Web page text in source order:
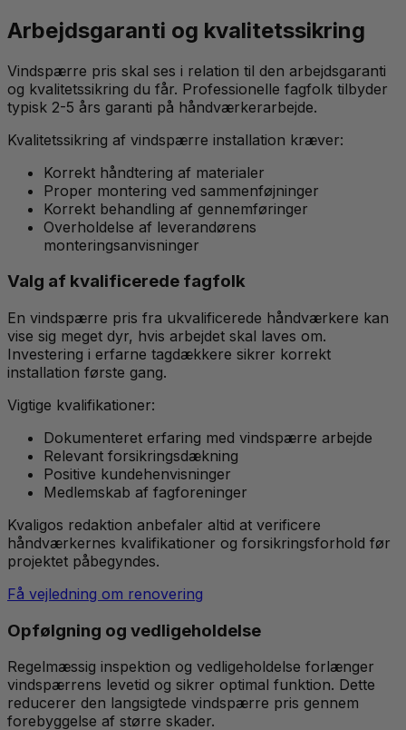
Arbejdsgaranti og kvalitetssikring
Vindspærre pris skal ses i relation til den arbejdsgaranti
og kvalitetssikring du får. Professionelle fagfolk tilbyder
typisk 2-5 års garanti på håndværkerarbejde.
Kvalitetssikring af vindspærre installation kræver:
Korrekt håndtering af materialer
Proper montering ved sammenføjninger
Korrekt behandling af gennemføringer
Overholdelse af leverandørens
monteringsanvisninger
Valg af kvalificerede fagfolk
En vindspærre pris fra ukvalificerede håndværkere kan
vise sig meget dyr, hvis arbejdet skal laves om.
Investering i erfarne tagdækkere sikrer korrekt
installation første gang.
Vigtige kvalifikationer:
Dokumenteret erfaring med vindspærre arbejde
Relevant forsikringsdækning
Positive kundehenvisninger
Medlemskab af fagforeninger
Kvaligos redaktion anbefaler altid at verificere
håndværkernes kvalifikationer og forsikringsforhold før
projektet påbegyndes.
Få vejledning om renovering
Opfølgning og vedligeholdelse
Regelmæssig inspektion og vedligeholdelse forlænger
vindspærrens levetid og sikrer optimal funktion. Dette
reducerer den langsigtede vindspærre pris gennem
forebyggelse af større skader.